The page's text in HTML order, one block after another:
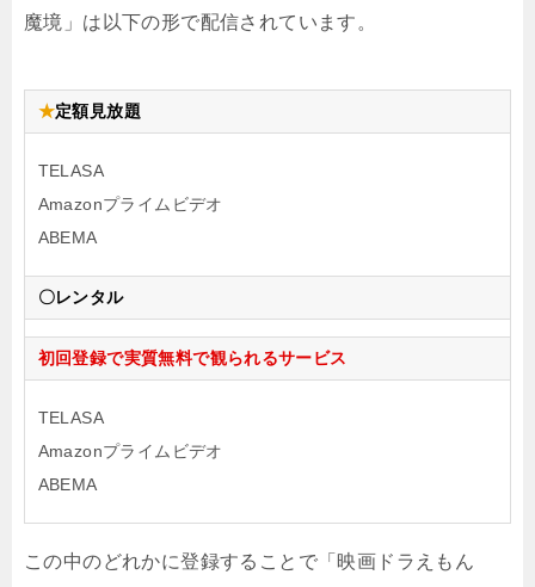
魔境」は以下の形で配信されています。
★定額見放題
TELASA
Amazonプライムビデオ
ABEMA
〇レンタル
初回登録で実質無料で観られるサービス
TELASA
Amazonプライムビデオ
ABEMA
この中のどれかに登録することで「映画ドラえもん